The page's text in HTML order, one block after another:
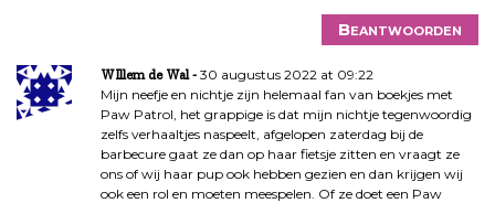
Beantwoorden
WIllem de Wal
30 augustus 2022 at 09:22
Mijn neefje en nichtje zijn helemaal fan van boekjes met
Paw Patrol, het grappige is dat mijn nichtje tegenwoordig
zelfs verhaaltjes naspeelt, afgelopen zaterdag bij de
barbecure gaat ze dan op haar fietsje zitten en vraagt ze
ons of wij haar pup ook hebben gezien en dan krijgen wij
ook een rol en moeten meespelen. Of ze doet een Paw